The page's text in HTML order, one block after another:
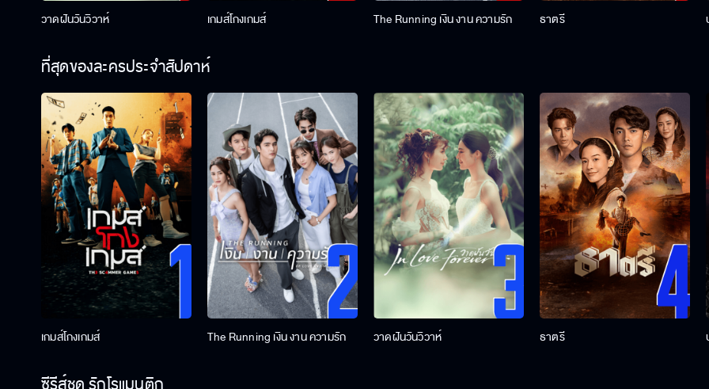
วาดฝันวันวิวาห์ เกมส์โกงเกมส์ The Running เงิน งาน ความรัก ธาตรี
ที่สุดของละครประจำสัปดาห์
เกมส์โกงเกมส์ The Running เงิน งาน ความรัก วาดฝันวันวิวาห์ ธาตรี